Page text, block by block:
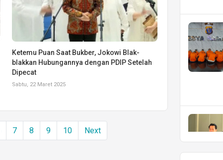
Ketemu Puan Saat Bukber, Jokowi Blak-
blakkan Hubungannya dengan PDIP Setelah
Dipecat
Sabtu, 22 Maret 2025
7 8 9 10 Next